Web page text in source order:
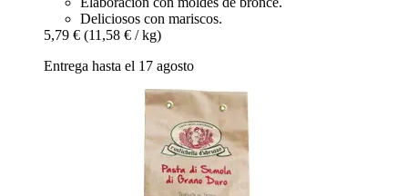
Deliciosos con mariscos.
5,79 € (11,58 € / kg)
Entrega hasta el 17 agosto